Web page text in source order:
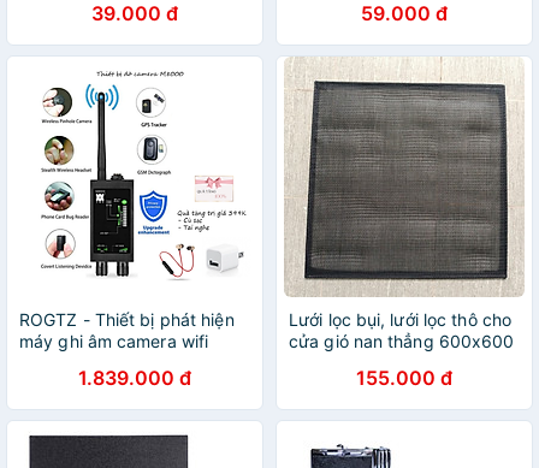
Cửa, Khung Cửa - Ngăn Gió
Lùa, Cách Âm, Chống Bụi,
Ngăn Côn Trùng, Chống
Thoát Khí Điều Hòa, Chống
Va Đập Cửa - Hàng Chính
Hãng
39.000 đ 59.000 đ
ROGTZ - Thiết bị phát hiện
máy ghi âm camera wifi
camera máy ghi âm M8000
- Máy dò đa chức năng
chống g.ián điệp M8000 -
Hàng Chính Hãng
1.839.000 đ
Lưới lọc bụi, lưới lọc thô cho
cửa gió nan thẳng 600x600
155.000 đ